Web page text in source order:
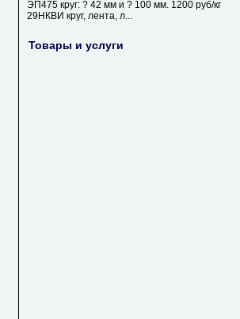
ЭП475 круг: ? 42 мм и ? 100 мм. 1200 руб/кг
29НКВИ круг, лента, л...
Товары и услуги